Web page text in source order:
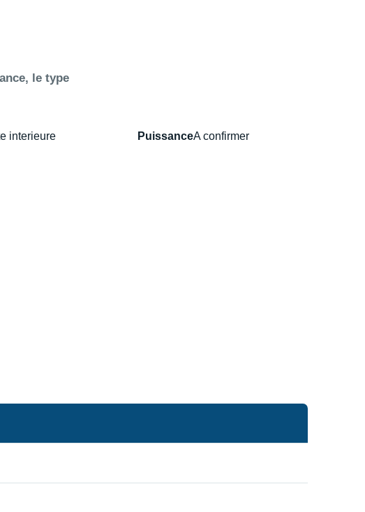
le type
interieure PuissanceA confirmer